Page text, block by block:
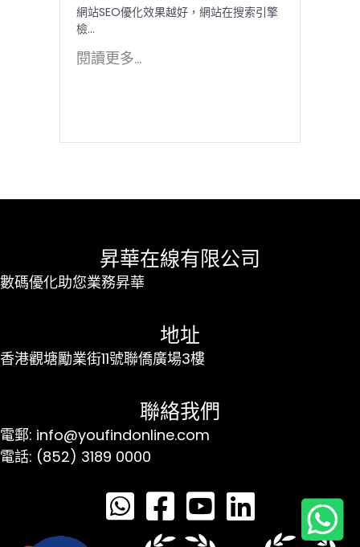
網站SEO優化效果越好，網站在搜索引擎
檢...
閱讀更多...
昇華在線有限公司
數碼優化助您業務昇華
地址
香港觀塘勵業街11號聯僑廣場3樓
聯絡我們
電郵: info@youfindonline.com
電話: (852) 3189 0000